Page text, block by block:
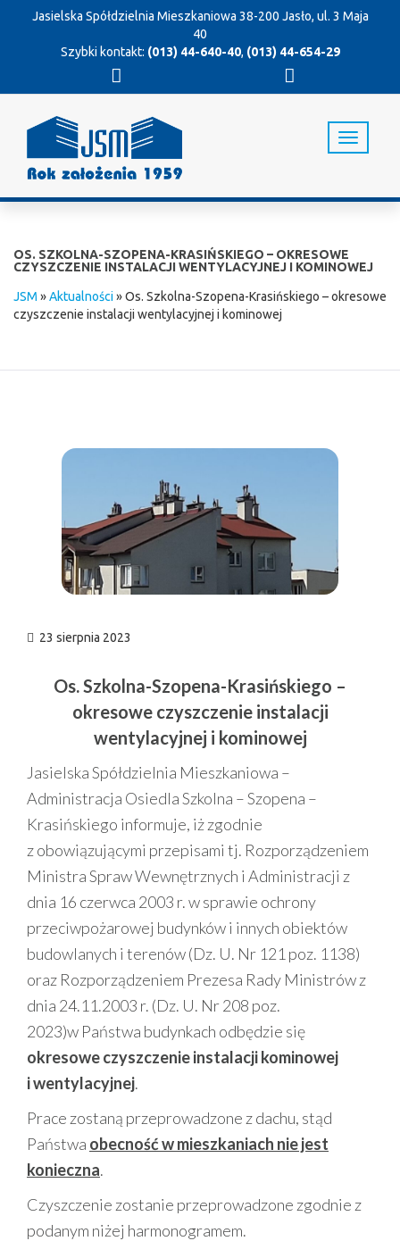
Jasielska Spółdzielnia Mieszkaniowa 38-200 Jasło, ul. 3 Maja
40
Szybki kontakt: (013) 44-640-40, (013) 44-654-29
T
o
a
i
i
OS. SZKOLNA-SZOPENA-KRASIŃSKIEGO – OKRESOWE
CZYSZCZENIE INSTALACJI WENTYLACYJNEJ I KOMINOWEJ
JSM »Aktualności»Os. Szkolna-Szopena-Krasińskiego – okresowe
czyszczenie instalacji wentylacyjnej i kominowej
23 sierpnia 2023
Os. Szkolna-Szopena-Krasińskiego –
okresowe czyszczenie instalacji
wentylacyjnej i kominowej
Jasielska Spółdzielnia Mieszkaniowa –
Administracja Osiedla Szkolna – Szopena –
Krasińskiego informuje, iż zgodnie
z obowiązującymi przepisami tj. Rozporządzeniem
Ministra Spraw Wewnętrznych i Administracji z
dnia 16 czerwca 2003 r. w sprawie ochrony
przeciwpożarowej budynków i innych obiektów
budowlanych i terenów (Dz. U. Nr 121 poz. 1138)
oraz Rozporządzeniem Prezesa Rady Ministrów z
dnia 24.11.2003 r. (Dz. U. Nr 208 poz.
2023)w Państwa budynkach odbędzie się
okresowe czyszczenie instalacji kominowej
i wentylacyjnej.
Prace zostaną przeprowadzone z dachu, stąd
Państwa obecność w mieszkaniach nie jest
konieczna.
Czyszczenie zostanie przeprowadzone zgodnie z
podanym niżej harmonogramem.